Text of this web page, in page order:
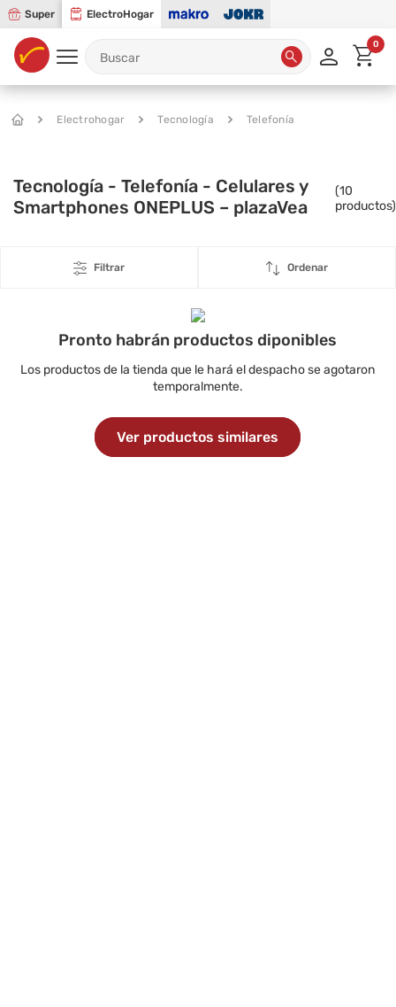
Super ElectroHogar
0
Electrohogar Tecnología Telefonía
Tecnología - Telefonía - Celulares y
Smartphones ONEPLUS – plazaVea
(10
productos)
Filtrar Ordenar
Pronto habrán productos diponibles
Los productos de la tienda que le hará el despacho se agotaron
temporalmente.
Ver productos similares